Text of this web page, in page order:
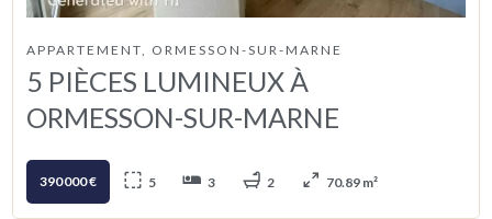
APPARTEMENT, ORMESSON-SUR-MARNE
5 PIÈCES LUMINEUX À
ORMESSON-SUR-MARNE
390 000 € 5 3 2 70.89 m²